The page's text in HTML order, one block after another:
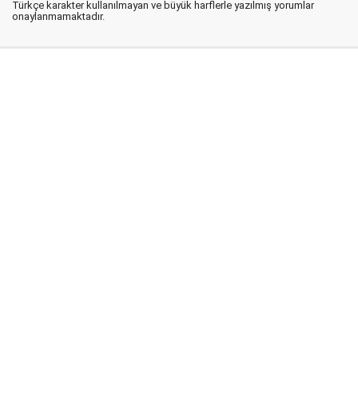
Türkçe karakter kullanılmayan ve büyük harflerle yazılmış yorumlar
onaylanmamaktadır.